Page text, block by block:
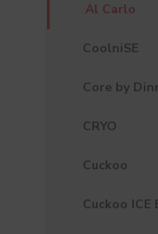
Al Carlo
CoolniSE
Core by
CRYO
Cuckoo
Cuckoo ICE